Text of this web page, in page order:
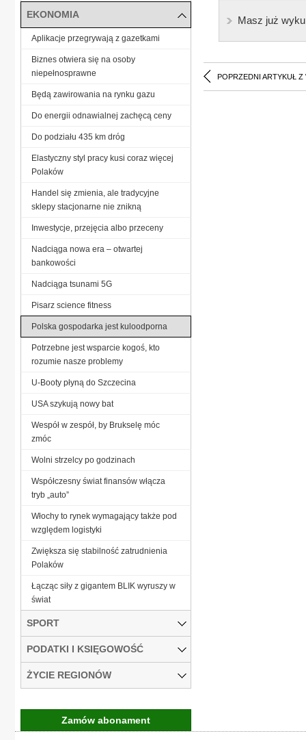
Masz już
POPRZEDNI ARTYKUŁ Z
EKONOMIA
Aplikacje przegrywają z gazetkami
Biznes otwiera się na osoby
niepełnosprawne
Będą zawirowania na rynku gazu
Do energii odnawialnej zachęcą ceny
Do podziału 435 km dróg
Elastyczny styl pracy kusi coraz więcej
Polaków
Handel się zmienia, ale tradycyjne
sklepy stacjonarne nie znikną
Inwestycje, przejęcia albo przeceny
Nadciąga nowa era – otwartej
bankowości
Nadciąga tsunami 5G
Pisarz science fitness
Polska gospodarka jest kuloodporna
Potrzebne jest wsparcie kogoś, kto
rozumie nasze problemy
U-Booty płyną do Szczecina
USA szykują nowy bat
Wespół w zespół, by Brukselę móc
zmóc
Wolni strzelcy po godzinach
Współczesny świat finansów włącza
tryb „auto”
Włochy to rynek wymagający także pod
względem logistyki
Zwiększa się stabilność zatrudnienia
Polaków
Łącząc siły z gigantem BLIK wyruszy w
świat
SPORT
PODATKI I KSIĘGOWOŚĆ
ŻYCIE REGIONÓW
Zamów abonament